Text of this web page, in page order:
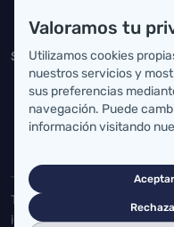
Servicio Cántabro de Salud
Cardenal Herrera Oria,
buzgen.dg@scsalud.es
Toda la actualidad de Salud
¡Síguenos!
Valoramos tu
Utilizamos cookies
nuestros servicios y
sus preferencias
navegación. Puede
información visitando